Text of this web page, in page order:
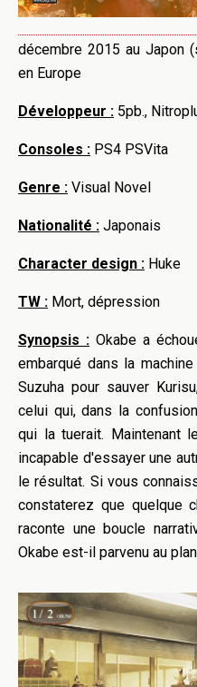
décembre 2015 au Japon
en Europe
Développeur : 5pb.,
Consoles : PS4 PSVita
Genre : Visual Novel
Nationalité : Japonais
Character design : Huke
TW : Mort, dépression
Synopsis : Okabe a
embarqué dans la
Suzuha pour sauver
celui qui, dans la
qui la tuerait. Maintenant
incapable d'essayer une
le résultat. Si vous
constaterez que quelque
raconte une boucle
Okabe est-il parvenu au